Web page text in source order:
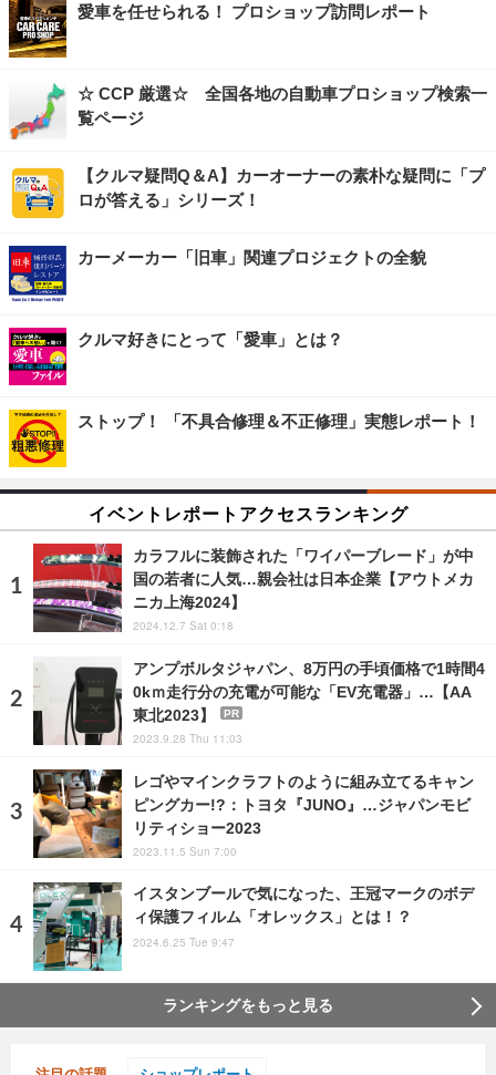
愛車を任せられる！ プロショップ訪問レポート
☆ CCP 厳選☆ 全国各地の自動車プロショップ検索一
覧ページ
【クルマ疑問Q＆A】カーオーナーの素朴な疑問に「プ
ロが答える」シリーズ！
カーメーカー「旧車」関連プロジェクトの全貌
クルマ好きにとって「愛車」とは？
ストップ！ 「不具合修理＆不正修理」実態レポート！
イベントレポートアクセスランキング
カラフルに装飾された「ワイパーブレード」が中
国の若者に人気…親会社は日本企業【アウトメカ
ニカ上海2024】
2024.12.7 Sat 0:18
アンプボルタジャパン、8万円の手頃価格で1時間4
0kｍ走行分の充電が可能な「EV充電器」…【AA
東北2023】
PR
2023.9.28 Thu 11:03
レゴやマインクラフトのように組み立てるキャン
ピングカー!?：トヨタ『JUNO』…ジャパンモビ
リティショー2023
2023.11.5 Sun 7:00
イスタンブールで気になった、王冠マークのボデ
ィ保護フィルム「オレックス」とは！？
2024.6.25 Tue 9:47
ランキングをもっと見る